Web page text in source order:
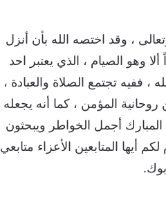
، وقد اختصه الله بأن أنزل
وهو الصيام ، الذي يعتبر احد
تجتمع الصلاة والعبادة ،
المؤمن ، كما أنه يجعله
أجمل الخواطر ويبحثون
المتابعين الأعزاء متابعي